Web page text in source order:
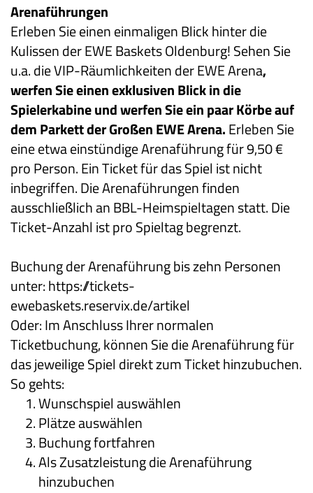
Arenaführungen
Erleben Sie einen einmaligen Blick hinter die
Kulissen der EWE Baskets Oldenburg! Sehen Sie
u.a. die VIP-Räumlichkeiten der EWE Arena,
werfen Sie einen exklusiven Blick in die
Spielerkabine und werfen Sie ein paar Körbe auf
dem Parkett der Großen EWE Arena.Erleben Sie
eine etwa einstündige Arenaführung für 9,50 €
pro Person. Ein Ticket für das Spiel ist nicht
inbegriffen. Die Arenaführungen finden
ausschließlich an BBL-Heimspieltagen statt. Die
Ticket-Anzahl ist pro Spieltag begrenzt.
Buchung der Arenaführung bis zehn Personen
unter:https://tickets-
ewebaskets.reservix.de/artikel
Oder: Im Anschluss Ihrer normalen
Ticketbuchung, können Sie die Arenaführung für
das jeweilige Spiel direkt zum Ticket hinzubuchen.
So gehts:
Wunschspiel auswählen
Plätze auswählen
Buchung fortfahren
Als Zusatzleistung die Arenaführung
hinzubuchen